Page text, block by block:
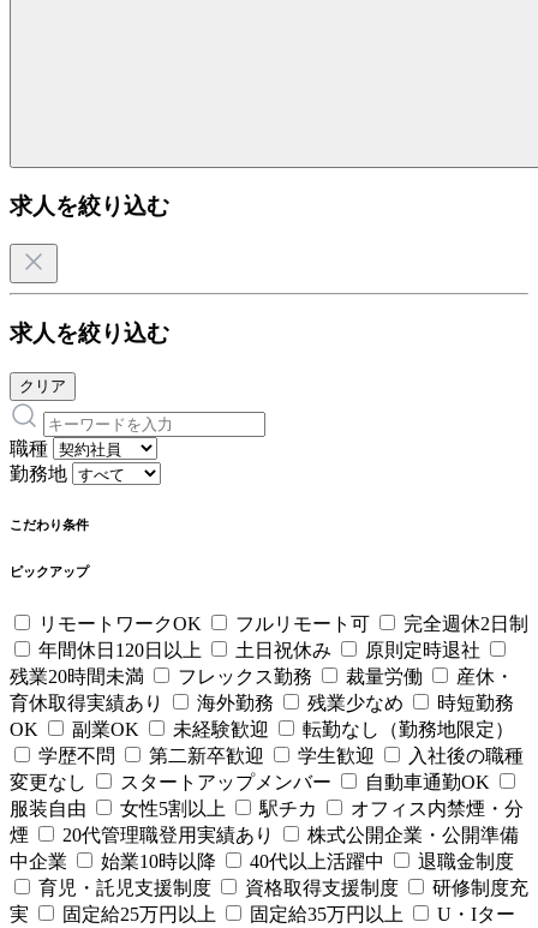
求人を絞り込む
求人を絞り込む
クリア
職種
勤務地
こだわり条件
ピックアップ
リモートワークOK フルリモート可
完全週休2日制
年間休日120日以上
土日祝休み
原則定時退社
残業20時間未満
フレックス勤務 裁量労働
産休・
育休取得実績あり
海外勤務 残業少なめ
時短勤務
OK
副業OK 未経験歓迎
転勤なし（勤務地限定）
学歴不問
第二新卒歓迎 学生歓迎
入社後の職種
変更なし
スタートアップメンバー
自動車通勤OK
服装自由
女性5割以上 駅チカ
オフィス内禁煙・分
煙
20代管理職登用実績あり
株式公開企業・公開準備
中企業
始業10時以降 40代以上活躍中
退職金制度
育児・託児支援制度
資格取得支援制度
研修制度充
実
固定給25万円以上 固定給35万円以上
U・Iター